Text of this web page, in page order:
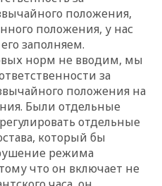
положения,
положения, у нас
заполняем.
норм не вводим, мы
за
положения на
Были отдельные
отдельные
который бы
режима
что он включает не